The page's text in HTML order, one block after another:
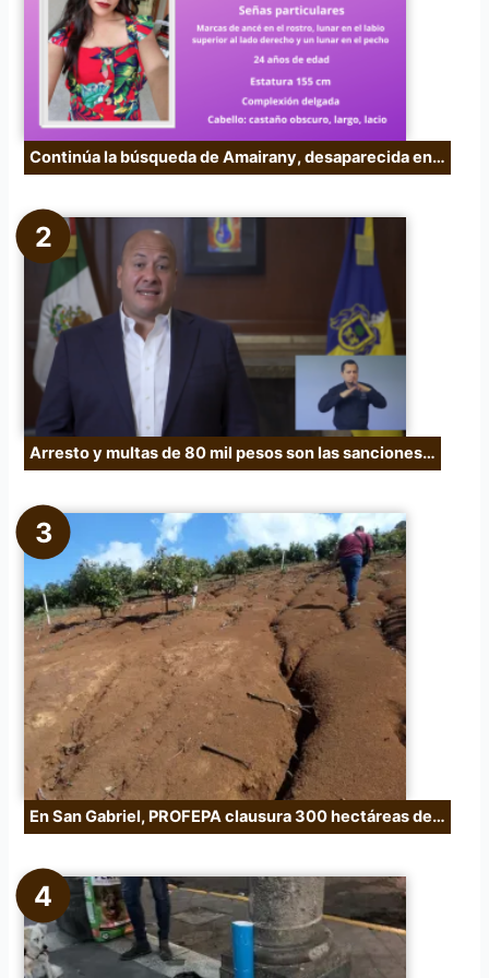
Continúa la búsqueda de Amairany, desaparecida en…
Arresto y multas de 80 mil pesos son las sanciones…
En San Gabriel, PROFEPA clausura 300 hectáreas de…